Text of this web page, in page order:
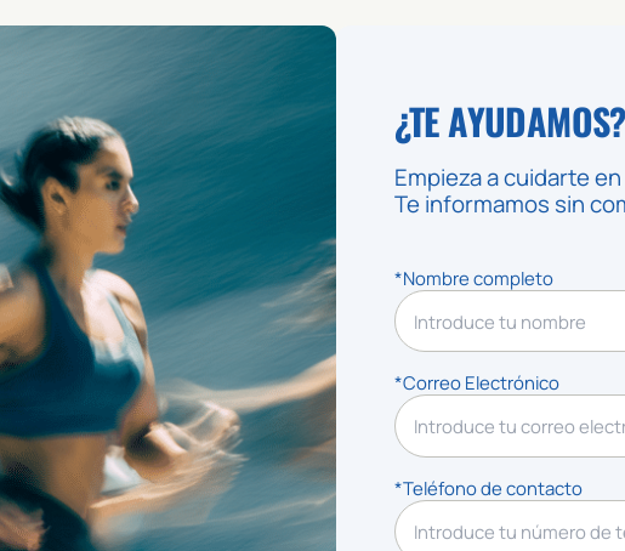
¿TE AYUDAMOS?
Empieza a cuidarte
Te informamos sin
*Nombre completo
*Correo Electrónico
*Teléfono de contacto